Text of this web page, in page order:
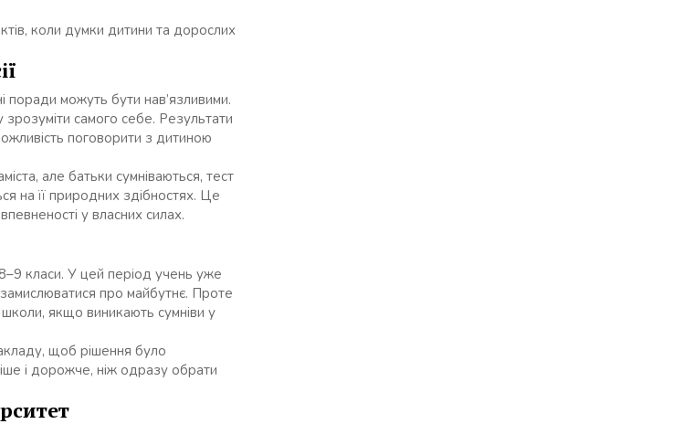
коли думки дитини та дорослих
поради можуть бути нав’язливими.
самого себе. Результати
поговорити з дитиною
але батьки сумніваються, тест
на її природних здібностях. Це
у власних силах.
класи. У цей період учень уже
замислюватися про майбутнє. Проте
якщо виникають сумніви у
щоб рішення було
і дорожче, ніж одразу обрати